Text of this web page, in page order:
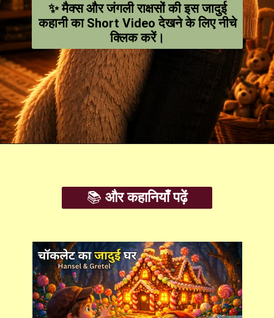
✨ मैक्स और जंगली राक्षसों की इस जादुई
कहानी का Short Video देखने के लिए नीचे
क्लिक करें।
📚 और कहानियाँ पढ़ें